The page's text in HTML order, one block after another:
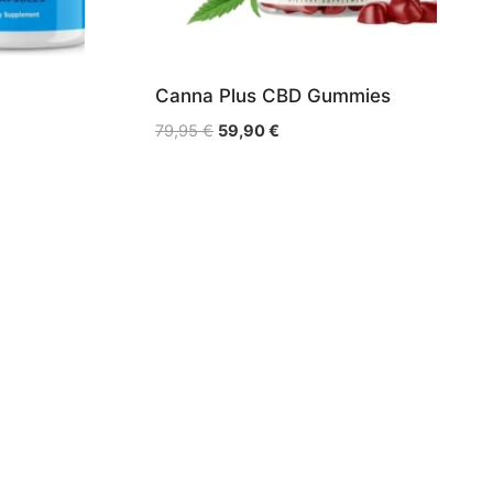
Canna Plus CBD Gummies
79,95€ Le
59,90€